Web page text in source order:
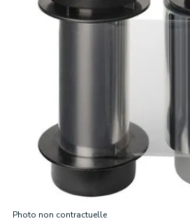
Photo non contractuelle